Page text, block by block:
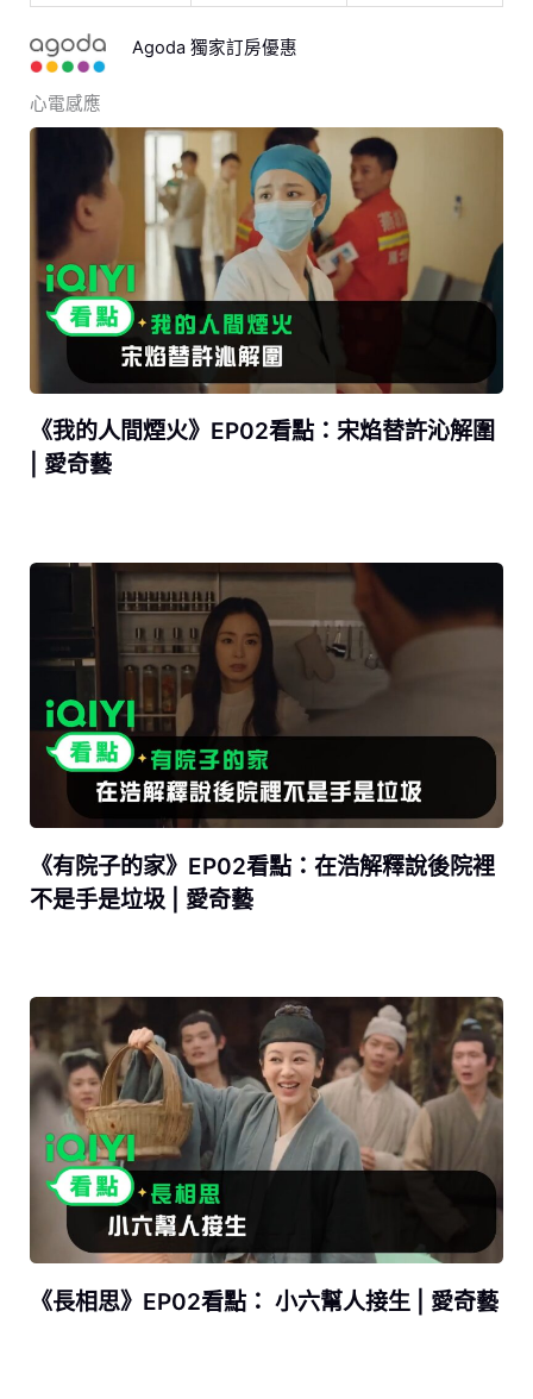
Agoda 獨家訂房優惠
心電感應
《我的人間煙火》EP02看點：宋焰替許沁解圍
| 愛奇藝
《有院子的家》EP02看點：在浩解釋說後院裡
不是手是垃圾 | 愛奇藝
《長相思》EP02看點： 小六幫人接生 | 愛奇藝